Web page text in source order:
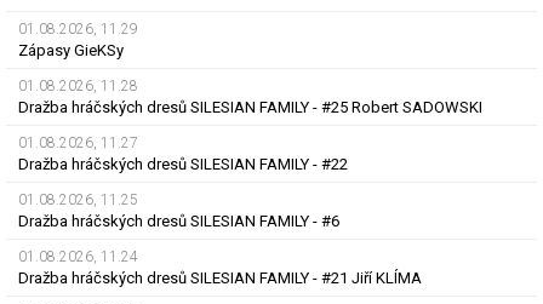
01.08.2026, 11.29
Zápasy GieKSy
01.08.2026, 11.28
Dražba hráčských dresů SILESIAN FAMILY - #25 Robert SADOWSKI
01.08.2026, 11.27
Dražba hráčských dresů SILESIAN FAMILY - #22
01.08.2026, 11.25
Dražba hráčských dresů SILESIAN FAMILY - #6
01.08.2026, 11.24
Dražba hráčských dresů SILESIAN FAMILY - #21 Jiří KLÍMA